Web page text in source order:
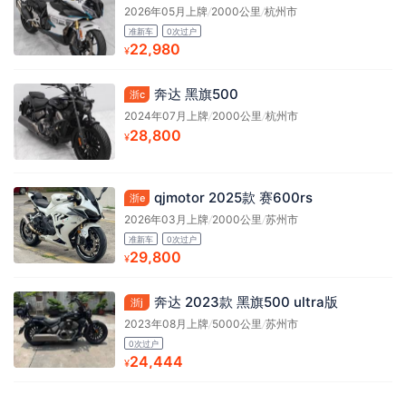
2026年05月上牌/2000公里/杭州市
准新车 0次过户
¥22,980
浙c 奔达 黑旗500
2024年07月上牌/2000公里/杭州市
¥28,800
浙e qjmotor 2025款 赛600rs
2026年03月上牌/2000公里/苏州市
准新车 0次过户
¥29,800
浙j 奔达 2023款 黑旗500 ultra版
2023年08月上牌/5000公里/苏州市
0次过户
¥24,444